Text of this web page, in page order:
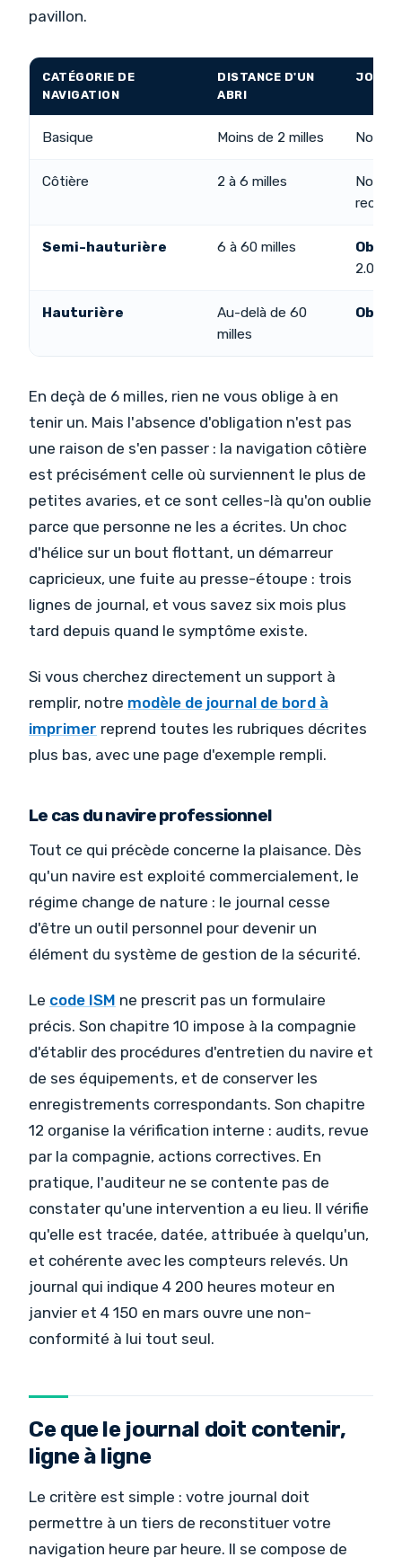
pavillon.
CATÉGORIE DE
NAVIGATION
DISTANCE D'UN
ABRI
Basique Moins de 2 milles Non
Côtière 2 à 6 milles
Non
Semi-hauturière 6 à 60 milles
2.05)
Hauturière
Au-delà de 60
milles
En deçà de 6 milles, rien ne vous oblige à en
tenir un. Mais l'absence d'obligation n'est pas
une raison de s'en passer : la navigation côtière
est précisément celle où surviennent le plus de
petites avaries, et ce sont celles-là qu'on oublie
parce que personne ne les a écrites. Un choc
d'hélice sur un bout flottant, un démarreur
capricieux, une fuite au presse-étoupe : trois
lignes de journal, et vous savez six mois plus
tard depuis quand le symptôme existe.
Si vous cherchez directement un support à
remplir, notre modèle de journal de bord à
imprimer reprend toutes les rubriques décrites
plus bas, avec une page d'exemple rempli.
Le cas du navire professionnel
Tout ce qui précède concerne la plaisance. Dès
qu'un navire est exploité commercialement, le
régime change de nature : le journal cesse
d'être un outil personnel pour devenir un
élément du système de gestion de la sécurité.
Le code ISM ne prescrit pas un formulaire
précis. Son chapitre 10 impose à la compagnie
d'établir des procédures d'entretien du navire et
de ses équipements, et de conserver les
enregistrements correspondants. Son chapitre
12 organise la vérification interne : audits, revue
par la compagnie, actions correctives. En
pratique, l'auditeur ne se contente pas de
constater qu'une intervention a eu lieu. Il vérifie
qu'elle est tracée, datée, attribuée à quelqu'un,
et cohérente avec les compteurs relevés. Un
journal qui indique 4 200 heures moteur en
janvier et 4 150 en mars ouvre une non-
conformité à lui tout seul.
Ce que le journal doit contenir,
ligne à ligne
Le critère est simple : votre journal doit
permettre à un tiers de reconstituer votre
navigation heure par heure. Il se compose de